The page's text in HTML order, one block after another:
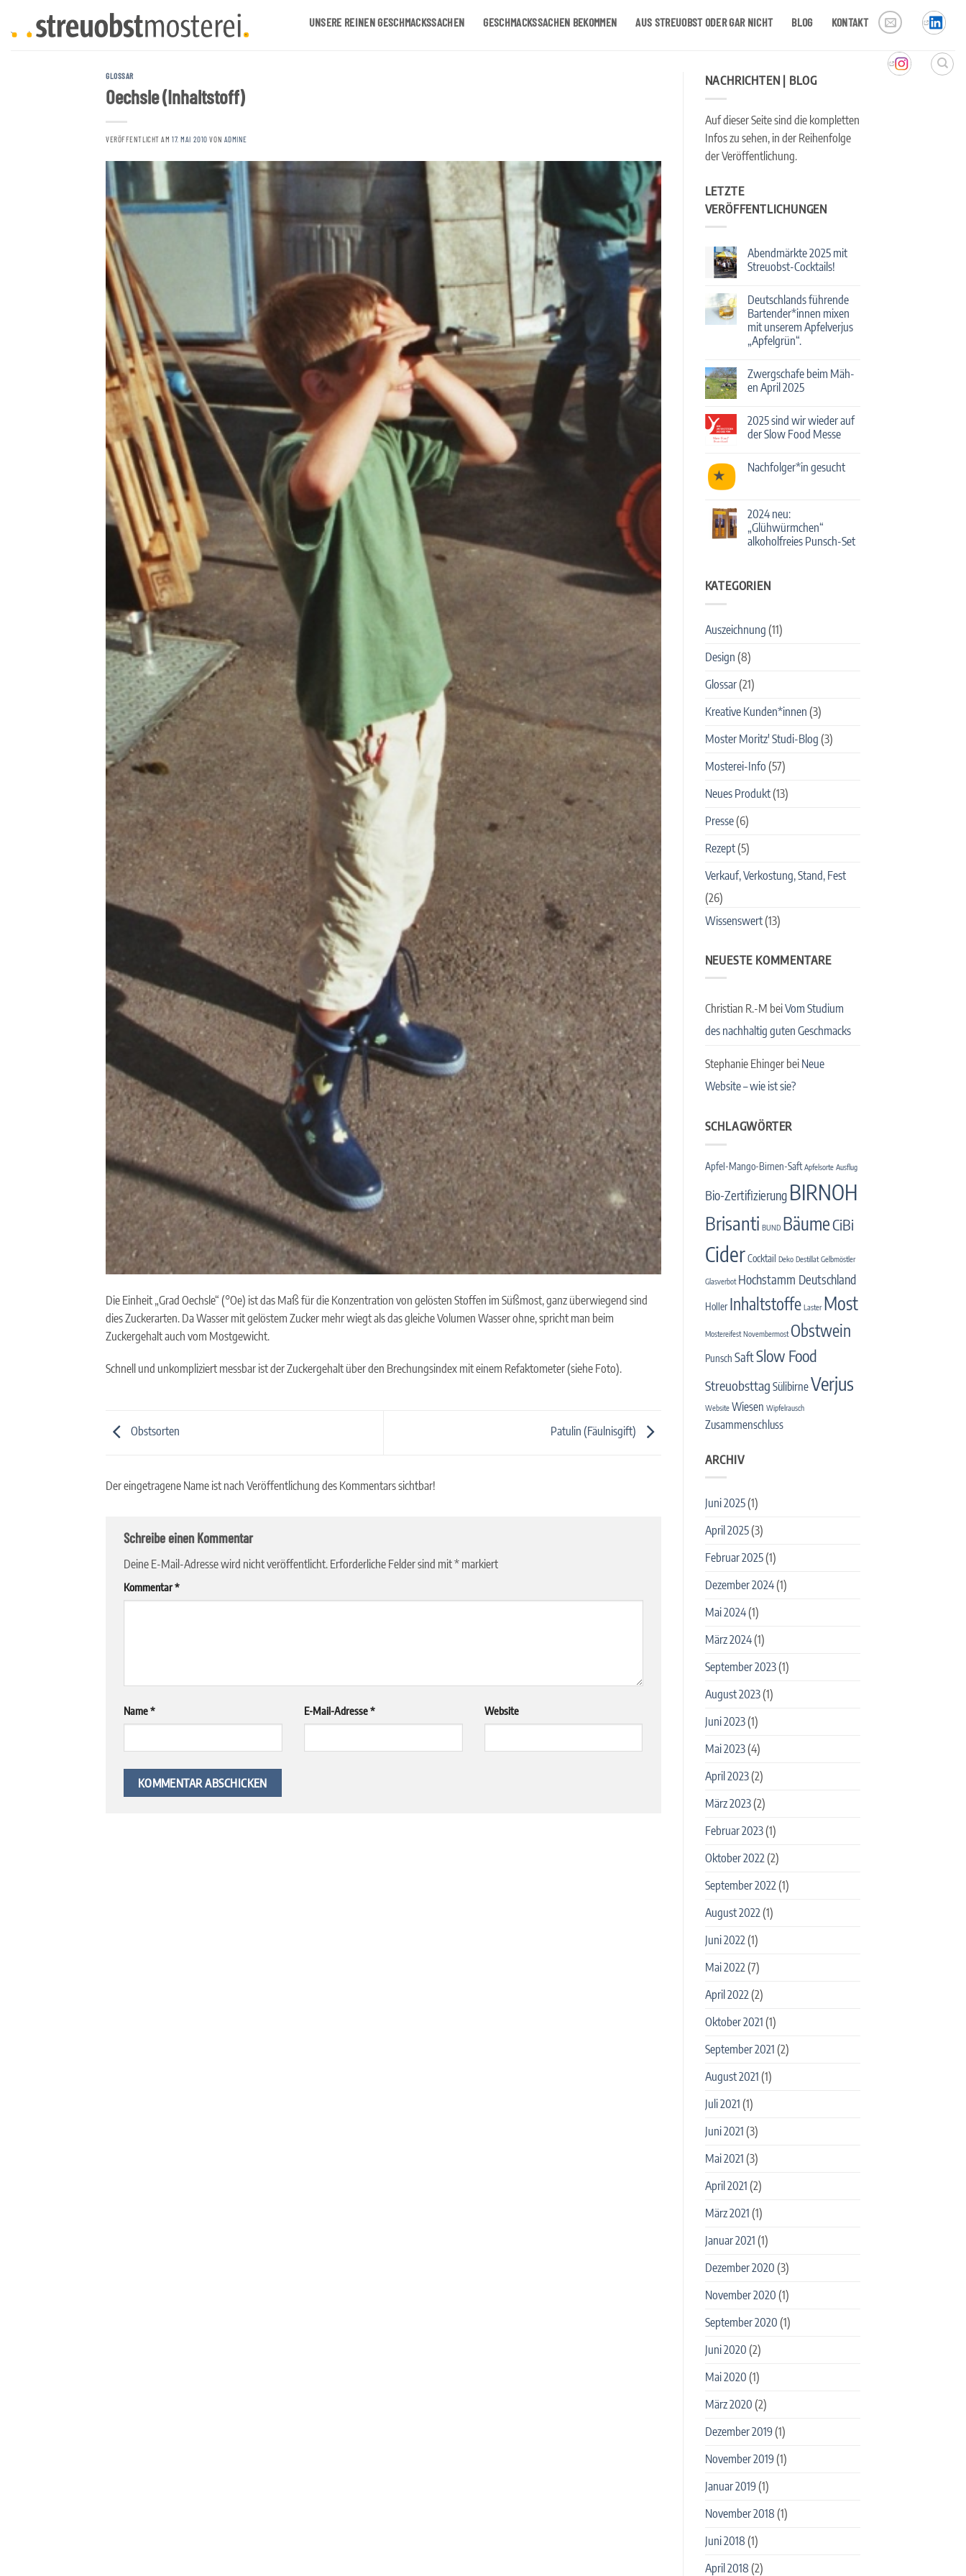
UNSERE REINEN GESCHMACKSSACHEN GESCHMACKSSACHEN BEKOMMEN AUS STREUOBST ODER GAR NICHT BLOG KONTAKT
GLOSSAR
Oechsle (Inhaltstoff)
VERÖFFENTLICHT AM17. MAI 2010 VON ADMINE
Die Einheit „Grad Oechsle“ (°Oe) ist das Maß für die Konzentration von gelösten Stoffen im Süßmost, ganz überwiegend sind
dies Zuckerarten. Da Wasser mit gelöstem Zucker mehr wiegt als das gleiche Volumen Wasser ohne, spricht man beim
Zuckergehalt auch vom Mostgewicht.
Schnell und unkompliziert messbar ist der Zuckergehalt über den Brechungsindex mit einem Refaktometer (siehe Foto).
Obstsorten Patulin (Fäulnisgift)
Der eingetragene Name ist nach Veröffentlichung des Kommentars sichtbar!
Schreibe einen Kommentar
Deine E-Mail-Adresse wird nicht veröffentlicht. Erforderliche Felder sind mit* markiert
Kommentar*
Name* E-Mail-Adresse* Website
NACHRICHTEN | BLOG
Auf dieser Seite sind die kompletten
Infos zu sehen, in der Reihenfolge
der Veröffentlichung.
LETZTE
VERÖFFENTLICHUNGEN
Abendmärkte 2025 mit
Streuobst-Cocktails!
zu
Abendmärkte
2025
mit
Streuobst-
Cocktails!
Deutschlands führende
Bartender*innen mixen
mit unserem Apfelverjus
„Apfelgrün“.
zu
Deutschlands
führende
mit
unserem
Apfelverjus
Zwergschafe beim Mäh-
en April 2025
zu
Zwergschafe
beim
April
2025 sind wir wieder auf
der Slow Food Messe
zu
auf
der
Slow
Food
Nachfolger*in gesucht
Nachfolger*in
gesucht
2024 neu:
„Glühwürmchen“
alkoholfreies Punsch-Set
2024
neu:
Set
KATEGORIEN
Auszeichnung (11)
Design (8)
Glossar(21)
Kreative Kunden*innen (3)
Moster Moritz' Studi-Blog (3)
Mosterei-Info (57)
Neues Produkt(13)
Presse(6)
Rezept(5)
Verkauf, Verkostung, Stand, Fest
(26)
Wissenswert(13)
NEUESTE KOMMENTARE
Christian R.-M beiVom Studium
des nachhaltig guten Geschmacks
Stephanie Ehingerbei Neue
Website – wie ist sie?
SCHLAGWÖRTER
Apfel-Mango-Birnen-Saft Apfelsorte Ausflug
Bio-Zertifizierung BIRNOH
Brisanti BUND BäumeCiBi
Cider Cocktail Deko Destillat Gelbmöstler
Glasverbot Hochstamm Deutschland
Holler Inhaltstoffe Laster Most
Mostereifest Novembermost Obstwein
Punsch SaftSlow Food
Streuobsttag SülibirneVerjus
Website Wiesen Wipfelrausch
Zusammenschluss
ARCHIV
Juni 2025(1)
April 2025(3)
Februar 2025(1)
Dezember 2024(1)
Mai 2024(1)
März 2024(1)
September 2023(1)
August 2023(1)
Juni 2023(1)
Mai 2023(4)
April 2023(2)
März 2023(2)
Februar 2023(1)
Oktober 2022(2)
September 2022(1)
August 2022(1)
Juni 2022(1)
Mai 2022(7)
April 2022(2)
Oktober 2021 (1)
September 2021 (2)
August 2021 (1)
Juli 2021 (1)
Juni 2021 (3)
Mai 2021 (3)
April 2021 (2)
März 2021 (1)
Januar 2021 (1)
Dezember 2020 (3)
November 2020 (1)
September 2020 (1)
Juni 2020 (2)
Mai 2020 (1)
März 2020 (2)
Dezember 2019(1)
November 2019(1)
Januar 2019(1)
November 2018 (1)
Juni 2018 (1)
April 2018 (2)